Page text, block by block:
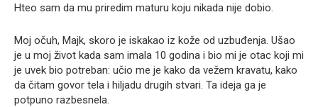
Hteo sam da mu priredim maturu koju nikada nije dobio.
Moj očuh, Majk, skoro je iskakao iz kože od uzbuđenja. Ušao
je u moj život kada sam imala 10 godina i bio mi je otac koji mi
je uvek bio potreban: učio me je kako da vežem kravatu, kako
da čitam govor tela i hiljadu drugih stvari. Ta ideja ga je
potpuno razbesnela.